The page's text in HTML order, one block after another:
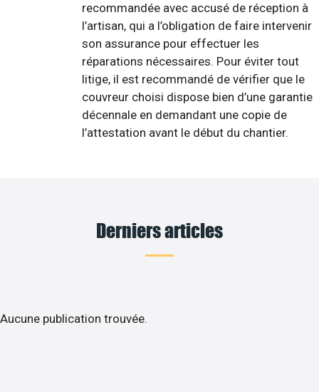
recommandée avec accusé de réception à
l’artisan, qui a l’obligation de faire intervenir
son assurance pour effectuer les
réparations nécessaires. Pour éviter tout
litige, il est recommandé de vérifier que le
couvreur choisi dispose bien d’une garantie
décennale en demandant une copie de
l’attestation avant le début du chantier.
Derniers articles
Aucune publication trouvée.